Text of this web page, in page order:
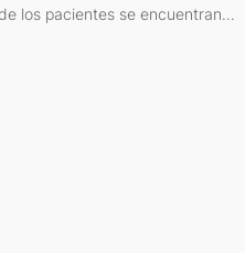
los pacientes se encuentran…